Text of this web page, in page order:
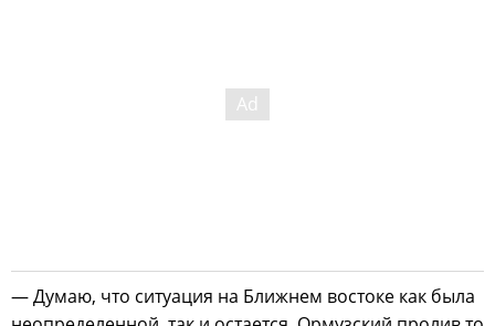
— Думаю, что ситуация на Ближнем востоке как была